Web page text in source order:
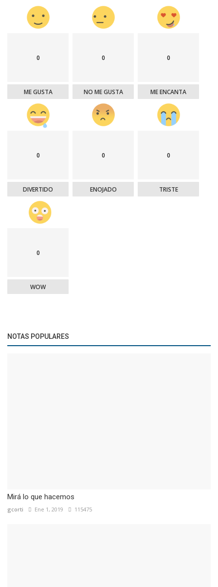
0
ME GUSTA
0
NO ME GUSTA
0
ME ENCANTA
0
DIVERTIDO
0
ENOJADO
0
TRISTE
0
WOW
NOTAS POPULARES
Mirá lo que hacemos
gcorti Ene 1, 2019 115475